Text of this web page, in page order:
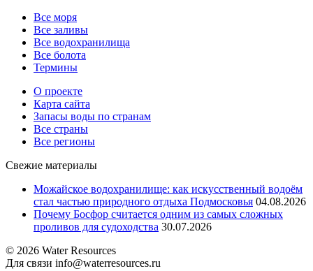
Все моря
Все заливы
Все водохранилища
Все болота
Термины
О проекте
Карта сайта
Запасы воды по странам
Все страны
Все регионы
Свежие материалы
Можайское водохранилище: как искусственный водоём
стал частью природного отдыха Подмосковья 04.08.2026
Почему Босфор считается одним из самых сложных
проливов для судоходства 30.07.2026
© 2026 Water Resources
Для связи info@waterresources.ru